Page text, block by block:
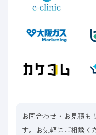
お問合わせ・お見積も
す。お気軽にご相談く